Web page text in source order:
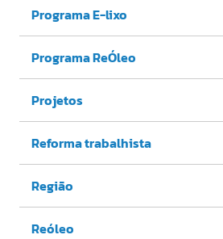
Programa E-lixo
Programa ReÓleo
Projetos
Reforma trabalhista
Região
Reóleo